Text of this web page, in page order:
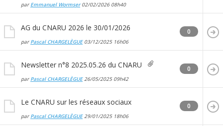
par Emmanuel Wormser02/02/2026 08h40
AG du CNARU 2026 le 30/01/2026
par Pascal CHARGELÈGUE03/12/2025 16h06
0
Newsletter n°8 2025.05.26 du CNARU
par Pascal CHARGELÈGUE26/05/2025 09h42
0
Le CNARU sur les réseaux sociaux
par Pascal CHARGELÈGUE29/01/2025 18h06
0